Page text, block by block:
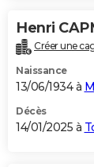
Carte de Noël
Carte Bonne
Carte Saint-
Carte Pâques
Carte
DICTIONNAIRE
Dictionnaire
Biographies
Citations
Expressions
Proverbes
PROGRAMME TV
S'inscrire
Se connecter
Lycées
Collèges
Primaires
Universités
Entreprises
Service militaire
Avis de
AVIS DE DÉCÈS
Henri
Créer une
Naissance
13/06/1934 à
Décès
14/01/2025 à